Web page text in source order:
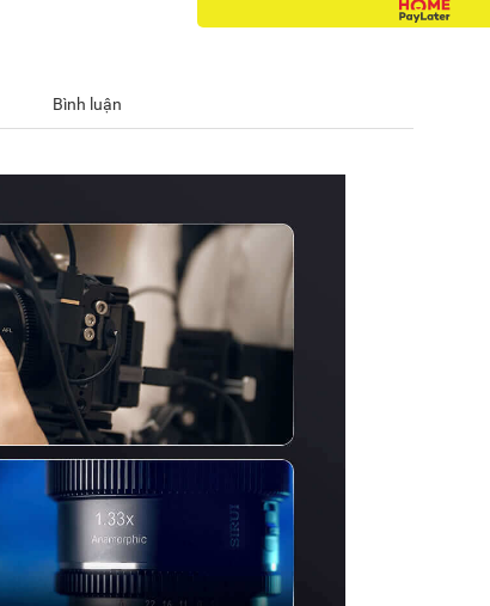
Bình luận